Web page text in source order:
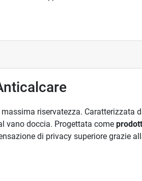
riservatezza. Caratterizzata
vano doccia. Progettata come
di privacy superiore grazie